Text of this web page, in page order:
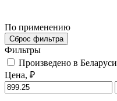
По применению
Сброс фильтра
Фильтры
Произведено в Беларуси
Цена, ₽